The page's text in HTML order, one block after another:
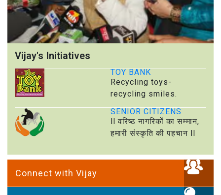
Vijay's Initiatives
TOY BANK
Recycling toys-
recycling smiles.
SENIOR CITIZENS
ll वरिष्ठ नागरिकों का सम्मान,
हमारी संस्कृति की पहचान ll
Connect with Vijay